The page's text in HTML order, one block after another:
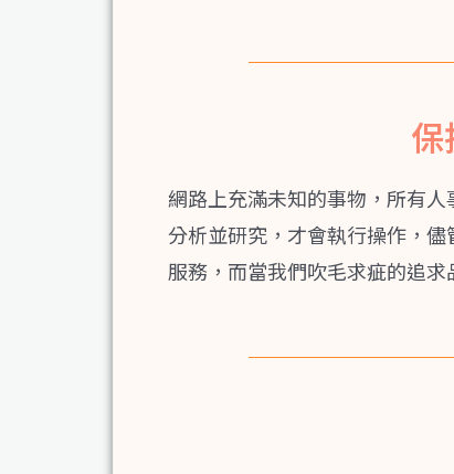
網路上充滿未知的事物，所有
分析並研究，才會執行操作，
服務，而當我們吹毛求疵的追